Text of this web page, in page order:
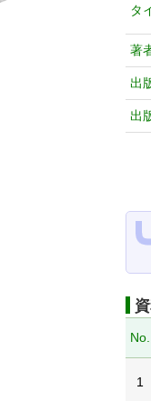
タ
著
出
出
No.
1